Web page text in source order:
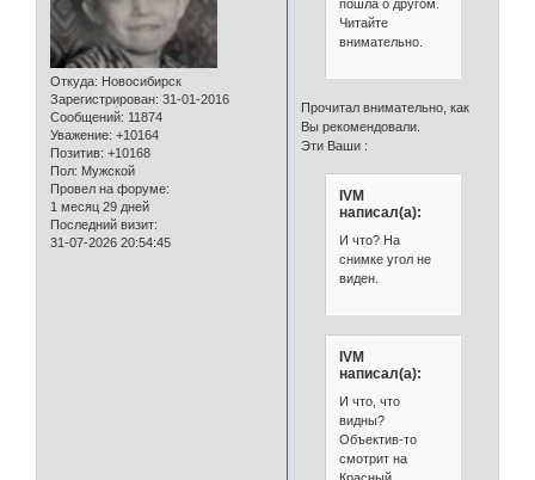
Откуда: Новосибирск
Зарегистрирован: 31-01-2016
Сообщений: 11874
Уважение: +10164
Позитив: +10168
Пол: Мужской
Провел на форуме:
1 месяц 29 дней
Последний визит:
31-07-2026 20:54:45
пошла о другом.
Читайте
внимательно.
Прочитал внимательно, как
Вы рекомендовали.
Эти Ваши :
IVM
написал(а):
И что? На
снимке угол не
виден.
IVM
написал(а):
И что, что
видны?
Объектив-то
смотрит на